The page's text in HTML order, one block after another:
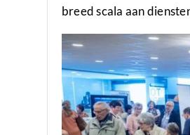
breed scala aan